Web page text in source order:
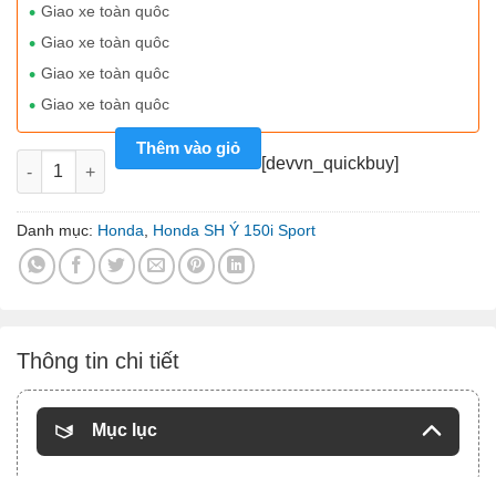
Giao xe toàn quôc
Giao xe toàn quôc
Giao xe toàn quôc
Giao xe toàn quôc
Xe máy nhập Honda SH150i Sport Edition - màu trắng số lượng
Thêm vào giỏ
[devvn_quickbuy]
Danh mục: Honda Honda SH Ý 150i Sport
Thông tin chi tiết
Mục lục